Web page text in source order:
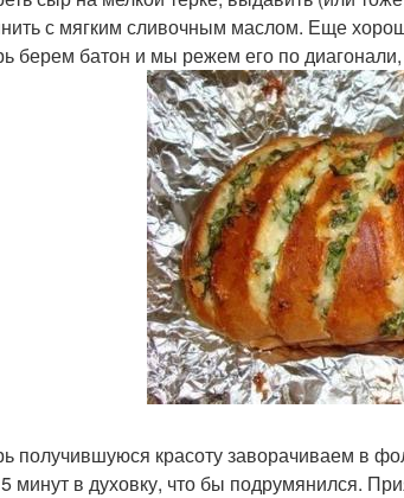
с мягким сливочным маслом. Еще
берем батон и мы режем его по
получившуюся красоту заворачиваем в
минут в духовку, что бы подрумянился.